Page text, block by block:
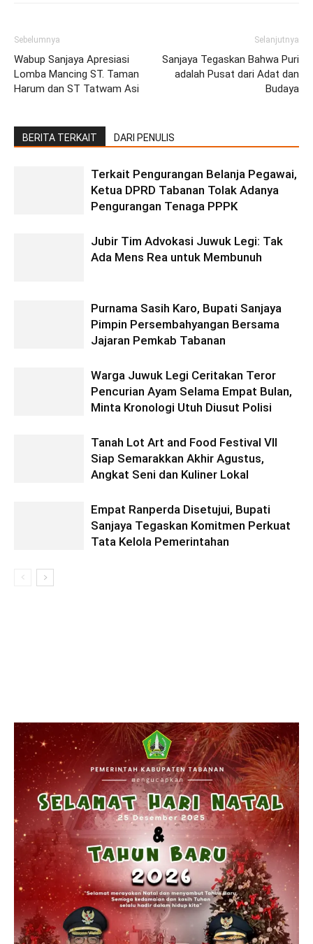
Sebelumnya
Wabup Sanjaya Apresiasi
Lomba Mancing ST. Taman
Harum dan ST Tatwam Asi
Selanjutnya
Sanjaya Tegaskan Bahwa Puri
adalah Pusat dari Adat dan
Budaya
BERITA TERKAIT DARI PENULIS
Terkait Pengurangan Belanja Pegawai,
Ketua DPRD Tabanan Tolak Adanya
Pengurangan Tenaga PPPK
Jubir Tim Advokasi Juwuk Legi: Tak
Ada Mens Rea untuk Membunuh
Purnama Sasih Karo, Bupati Sanjaya
Pimpin Persembahyangan Bersama
Jajaran Pemkab Tabanan
Warga Juwuk Legi Ceritakan Teror
Pencurian Ayam Selama Empat Bulan,
Minta Kronologi Utuh Diusut Polisi
Tanah Lot Art and Food Festival VII
Siap Semarakkan Akhir Agustus,
Angkat Seni dan Kuliner Lokal
Empat Ranperda Disetujui, Bupati
Sanjaya Tegaskan Komitmen Perkuat
Tata Kelola Pemerintahan